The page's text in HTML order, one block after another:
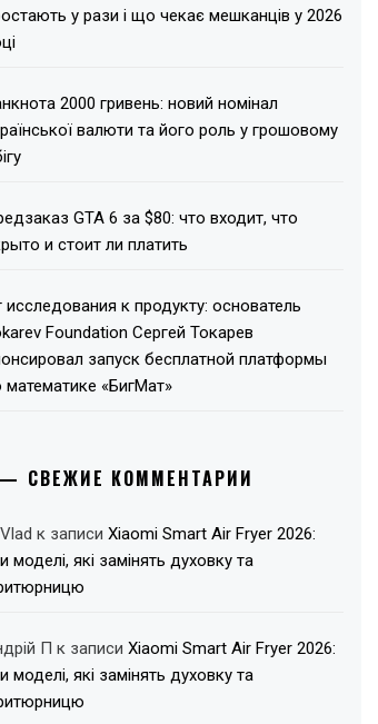
у рази і що чекає мешканців у 2026
2000 гривень: новий номінал
валюти та його роль у грошовому
GTA 6 за $80: что входит, что
и стоит ли платить
исследования к продукту: основатель
Foundation Сергей Токарев
запуск бесплатной платформы
математике «БигМат»
СВЕЖИЕ КОММЕНТАРИИ
к записиXiaomi Smart Air Fryer 2026:
моделі, які замінять духовку та
П к записиXiaomi Smart Air Fryer 2026:
моделі, які замінять духовку та